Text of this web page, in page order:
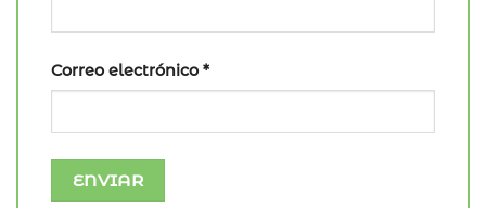
Correo electrónico *